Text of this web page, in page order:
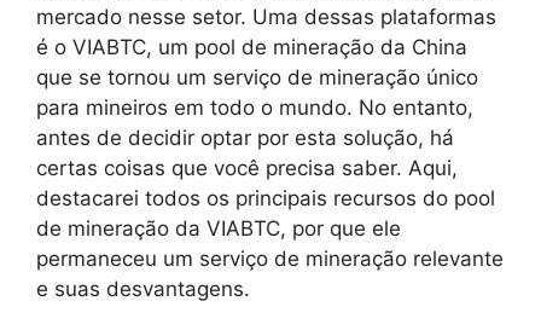
mercado nesse setor. Uma dessas plataformas
é o VIABTC, um pool de mineração da China
que se tornou um serviço de mineração único
para mineiros em todo o mundo. No entanto,
antes de decidir optar por esta solução, há
certas coisas que você precisa saber. Aqui,
destacarei todos os principais recursos do pool
de mineração da VIABTC, por que ele
permaneceu um serviço de mineração relevante
e suas desvantagens.